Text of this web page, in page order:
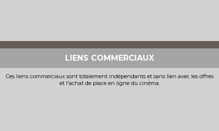
LIENS COMMERCIAUX
Ces liens commerciaux sont totalement indépendants et sans lien avec les offres
et l'achat de place en ligne du cinéma.